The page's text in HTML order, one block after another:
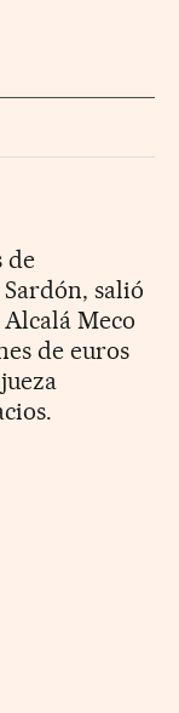
de
salió
Meco
de euros